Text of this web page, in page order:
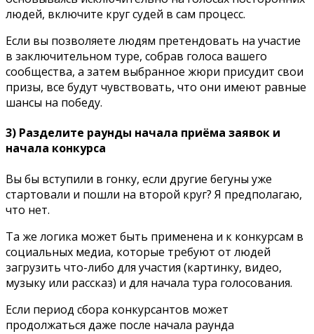
людей, включите круг судей в сам процесс.
Если вы позволяете людям претендовать на участие
в заключительном туре, собрав голоса вашего
сообщества, а затем выбранное жюри присудит свои
призы, все будут чувствовать, что они имеют равные
шансы на победу.
3) Разделите раунды начала приёма заявок и
начала конкурса
Вы бы вступили в гонку, если другие бегуны уже
стартовали и пошли на второй круг? Я предполагаю,
что нет.
Та же логика может быть применена и к конкурсам в
социальных медиа, которые требуют от людей
загрузить что-либо для участия (картинку, видео,
музыку или рассказ) и для начала тура голосования.
Если период сбора конкурсантов может
продолжаться даже после начала раунда